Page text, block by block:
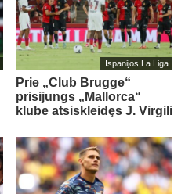
Ispanijos La Liga
Prie „Club Brugge“
prisijungs „Mallorca“
klube atsiskleidęs J. Virgili